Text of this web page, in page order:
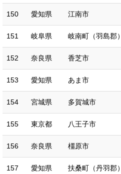
150 愛知県 江南市
151 岐阜県 岐南町（羽島郡）
152 奈良県 香芝市
153 愛知県 あま市
154 宮城県 多賀城市
155 東京都 八王子市
156 奈良県 橿原市
157 愛知県 扶桑町（丹羽郡）